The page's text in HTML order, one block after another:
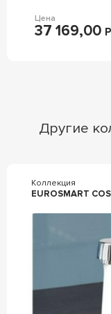
Цена
37 169,00
Другие
Коллекция
EUROSMART